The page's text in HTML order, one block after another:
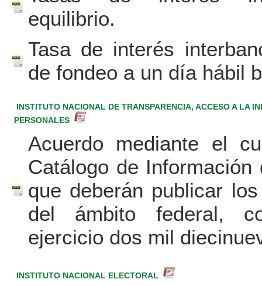
equilibrio.
Tasa de interés
de fondeo a un día hábil
INSTITUTO NACIONAL DE TRANSPARENCIA, ACCESO A LA
PERSONALES
Acuerdo mediante el
Catálogo de
que deberán publicar
del ámbito federal,
ejercicio dos mil
INSTITUTO NACIONAL ELECTORAL